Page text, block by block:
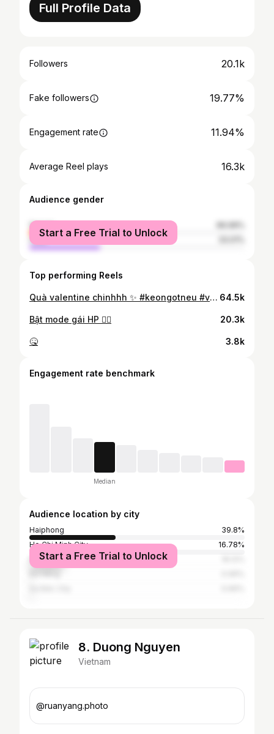
Full Profile Data
Followers 20.1k
Fake followers 19.77%
Engagement rate 11.94%
Average Reel plays 16.3k
Audience gender
female
male
Start a Free Trial to Unlock
Top performing Reels
Quà valentine chinhhh ✨ #keongotneu #valentines 64.5k
Bật mode gái HP 🙂‍↕️ 20.3k
🤒 3.8k
Engagement rate benchmark
Median
Audience location by city
Haiphong
39.8%
Ho Chi Minh City
16.78%
Ba Đình
Start a Free Trial to Unlock
8. Duong Nguyen
Vietnam
@ruanyang.photo